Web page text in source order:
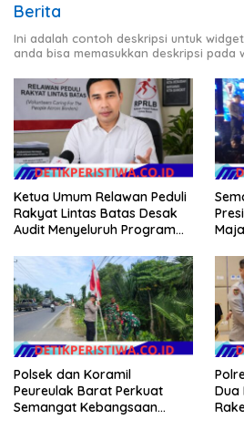
Berita
Ini adalah contoh deskripsi untuk
anda bisa memasukkan deskripsi pada
Ketua Umum Relawan Peduli
Rakyat Lintas Batas Desak
Audit Menyeluruh Program
Pertanyakan Efektivitas
Kinerja Dinas Pertanian
Polsek dan Koramil
Peureulak Barat Perkuat
Semangat Kebangsaan
Dua